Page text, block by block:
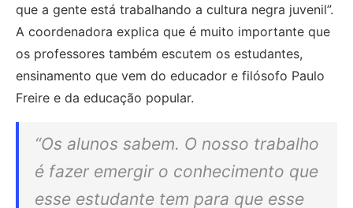
que a gente está trabalhando a cultura negra juvenil”.
A coordenadora explica que é muito importante que
os professores também escutem os estudantes,
ensinamento que vem do educador e filósofo Paulo
Freire e da educação popular.
“Os alunos sabem. O nosso trabalho
é fazer emergir o conhecimento que
esse estudante tem para que esse